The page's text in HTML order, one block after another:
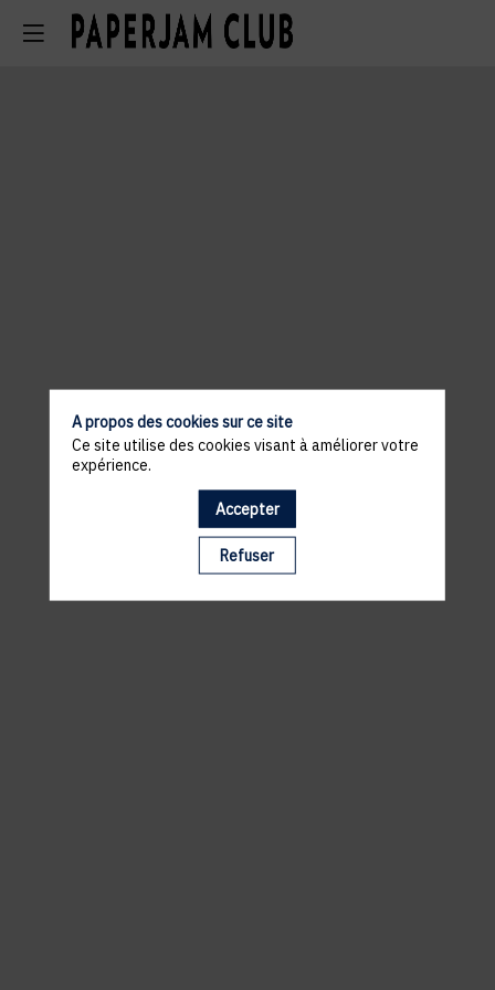
Il manque du contenu : rafraichissez votre navigateur
A propos des cookies sur ce site
Ce site utilise des cookies visant à améliorer votre
expérience.
Accepter
Refuser